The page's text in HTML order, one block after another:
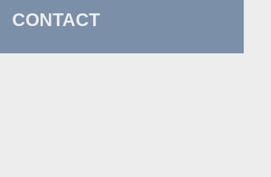
CONTACT